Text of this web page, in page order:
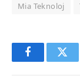
Mia Teknoloj
Facebook